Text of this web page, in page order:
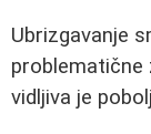
Ubrizgavanje
problematične
vidljiva je